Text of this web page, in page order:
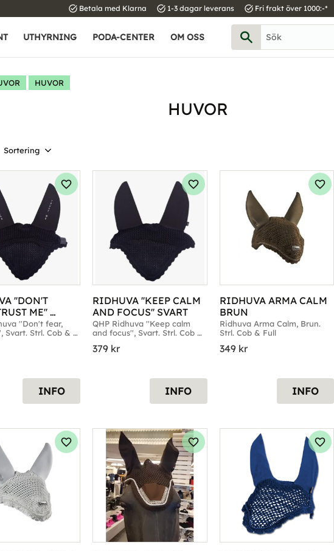
task_alt Betala med Klarna task_alt 1-3 dagar leverans task_alt Fri frakt över 1000:-*
UTHYRNING PODA-CENTER OM OSS
HUVOR
HUVOR
''DON'T
ME''
''Don't fear,
Svart. Strl. Cob &
Lägg till i favoriter
INFO
RIDHUVA ''KEEP CALM
AND FOCUS'' SVART
QHP Ridhuva ''Keep calm
and focus'', Svart. Strl. Cob &
379kr
Lägg till i favoriter
INFO
RIDHUVA ARMA CALM
BRUN
Ridhuva Arma Calm, Brun.
Strl. Cob & Full
349kr
INFO
Lägg till i favoriter Lägg till i favoriter